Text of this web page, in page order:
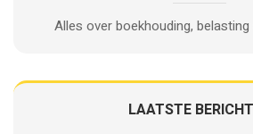
Alles over boekhouding,
LAATSTE